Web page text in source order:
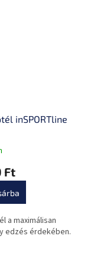
inSPORTline
Ft
a maximálisan
edzés érdekében.